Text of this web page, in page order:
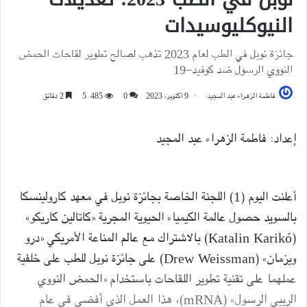
النيوكليوسيدات
جائزة نوبل في الطب لعام 2023 تذهب لصالح تطوير لقاحات الحمض
النووي الرسول ضد كوفيد-19
فاطمة الزهراء عبد المجيد 9 أكتوبر، 2023 0 5٬485
إعداد: فاطمة الزهراء عبد المجيد
أعلنت اليوم (1) اللجنة الخاصة بجائزة نوبل في معهد كارولينسكا
بالسويد حصول عالمة الكيمياء الحيوية المجرية «كاتالين كاريكو»
(Katalin Karikó) بالاشتراك مع عالم المناعة الأمريكي «درو
ويزمان» (Drew Weissman) على جائزة نوبل للطب على خلفية
عملهما على تقنية تطوير اللقاحات باستخدام «الحمض النووي
الريبي الرسول» (mRNA)، هذا العمل الذي أفضى في عام